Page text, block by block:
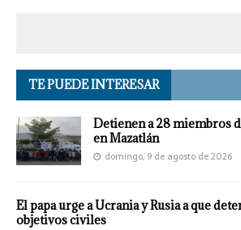
TE PUEDE INTERESAR
Detienen a 28 miembros
en Mazatlán
domingo, 9 de agosto de 2026
El papa urge a Ucrania y Rusia a que
objetivos civiles